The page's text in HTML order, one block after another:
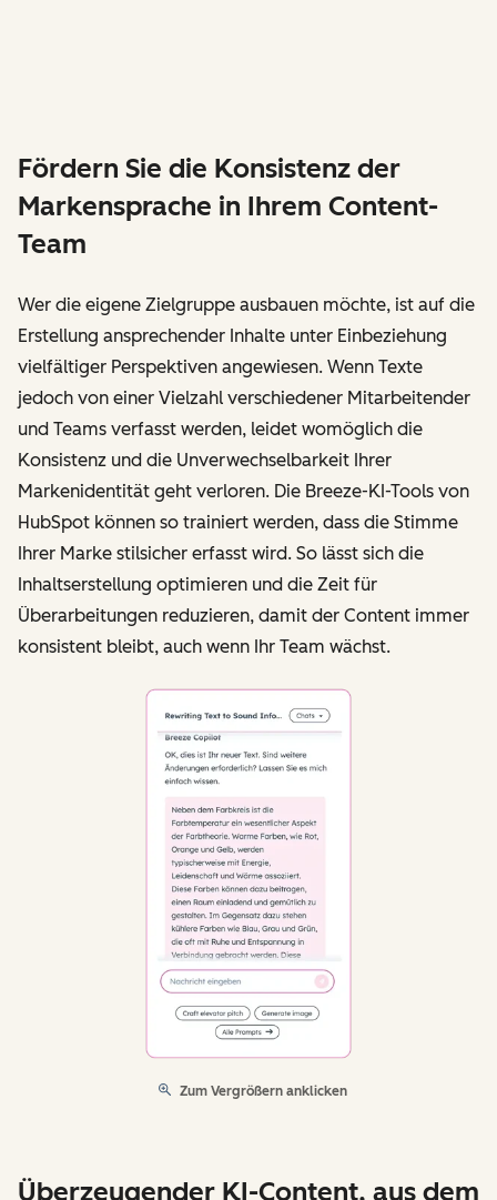
Fördern Sie die Konsistenz der
Markensprache in Ihrem Content-
Team
Wer die eigene Zielgruppe ausbauen möchte, ist auf die
Erstellung ansprechender Inhalte unter Einbeziehung
vielfältiger Perspektiven angewiesen. Wenn Texte
jedoch von einer Vielzahl verschiedener Mitarbeitender
und Teams verfasst werden, leidet womöglich die
Konsistenz und die Unverwechselbarkeit Ihrer
Markenidentität geht verloren. Die Breeze-KI-Tools von
HubSpot können so trainiert werden, dass die Stimme
Ihrer Marke stilsicher erfasst wird. So lässt sich die
Inhaltserstellung optimieren und die Zeit für
Überarbeitungen reduzieren, damit der Content immer
konsistent bleibt, auch wenn Ihr Team wächst.
Zum Vergrößern anklicken
Überzeugender KI-Content, aus dem